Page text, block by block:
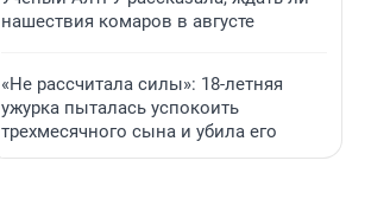
нашествия комаров в августе
«Не рассчитала силы»: 18-летняя
ужурка пыталась успокоить
трехмесячного сына и убила его